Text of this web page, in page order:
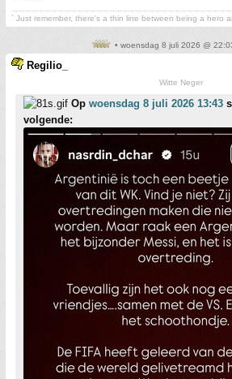
´ Just remember, there's a thin line between being a hero
• woensdag 8 juli 2026 @
Regilio_
Witte Neger
Op woensdag 8 juli 2026 13:43
volgende: